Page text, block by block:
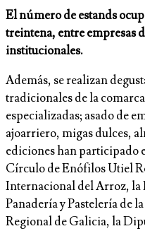
El número de estands
treintena, entre empresas
institucionales.
Además, se realizan
tradicionales de la
especializadas; asado de
ajoarriero, migas dulces,
ediciones han participado
Círculo de Enófilos Utiel
Internacional del Arroz, la
Panadería y Pastelería de
Regional de Galicia, la